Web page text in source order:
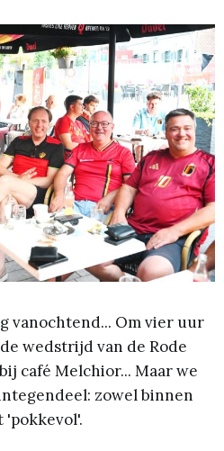
vanochtend... Om vier uur
wedstrijd van de Rode
café Melchior... Maar we
zowel binnen
'pokkevol'.